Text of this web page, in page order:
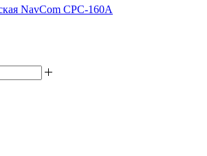
NavCom CPC-160A